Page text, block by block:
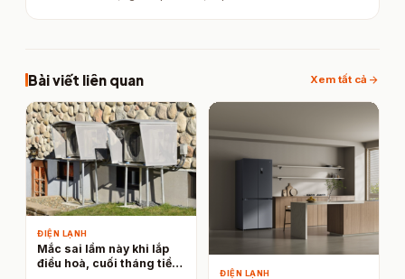
Bài viết liên quan Xem tất cả arrow_forward
ĐIỆN LẠNH
Mắc sai lầm này khi lắp
điều hoà, cuối tháng tiền
ĐIỆN LẠNH